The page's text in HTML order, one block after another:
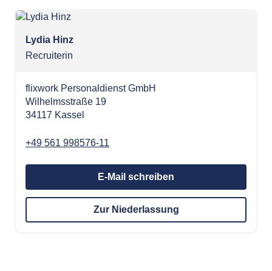
Lydia Hinz
Recruiterin
flixwork Personaldienst GmbH
Wilhelmsstraße 19
34117 Kassel
+49 561 998576-11
E-Mail schreiben
Zur Niederlassung